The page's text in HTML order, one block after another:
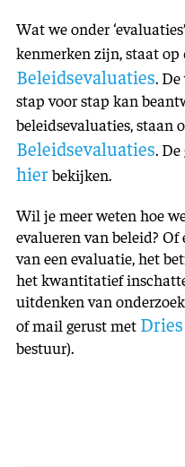
Wat we onder
kenmerken zijn, staat op
Beleidsevaluaties.
stap voor stap kan
beleidsevaluaties, staan
Beleidsevaluaties.
hierbekijken.
Wil je meer weten hoe
evalueren van beleid?
van een evaluatie, het
het kwantitatief
uitdenken van
of mail gerust met
bestuur).